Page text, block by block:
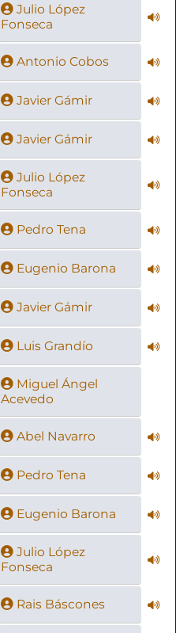
Julio López
Fonseca
Antonio Cobos
Javier Gámir
Javier Gámir
Julio López
Fonseca
Pedro Tena
Eugenio Barona
Javier Gámir
Luis Grandío
Miguel Ángel
Acevedo
Abel Navarro
Pedro Tena
Eugenio Barona
Julio López
Fonseca
Rais Báscones